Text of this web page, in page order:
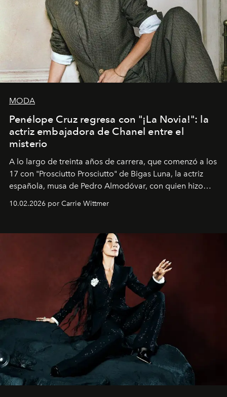
MODA
Penélope Cruz regresa con "¡La Novia!": la
actriz embajadora de Chanel entre el
misterio
A lo largo de treinta años de carrera, que comenzó a los
17 con "Prosciutto Prosciutto" de Bigas Luna, la actriz
española, musa de Pedro Almodóvar, con quien hizo
Barcelona", ha dividido su tiempo entre Europa y
dirigida por Maggie Gyllenhaal.
10.02.2026 por Carrie Wittmer